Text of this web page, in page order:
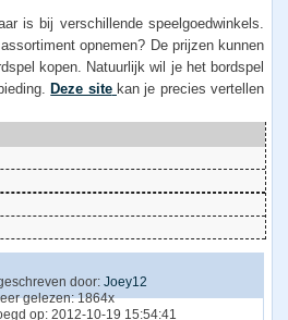
is bij verschillende speelgoedwinkels.
opnemen? De prijzen kunnen
kopen. Natuurlijk wil je het bordspel
Deze site kan je precies vertellen
door: Joey12
gelezen: 1864x
op: 2012-10-19 15:54:41